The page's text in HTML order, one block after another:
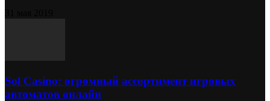
Sol Сasino: огромный ассортимент игровых
автоматов онлайн